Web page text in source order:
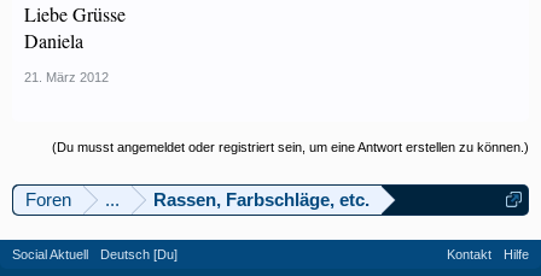
Liebe Grüsse
Daniela
21. März 2012
(Du musst angemeldet oder registriert sein, um eine Antwort erstellen zu können.)
Foren ... Rassen, Farbschläge, etc.
Social Aktuell Deutsch [Du] Kontakt Hilfe